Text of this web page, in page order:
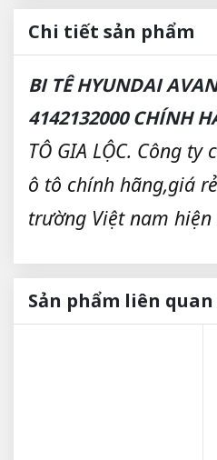
Chi tiết sản phẩm
BI TÊ HYUNDAI
4142132000 CHÍNH
TÔ GIA LỘC. Công
ô tô chính hãng,giá
trường Việt nam hiện
Sản phẩm liên quan